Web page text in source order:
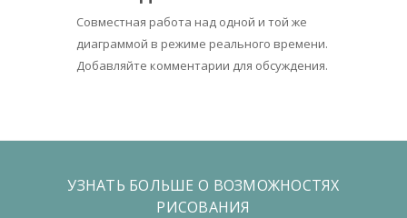
Совместная работа над одной и той же
диаграммой в режиме реального времени.
Добавляйте комментарии для обсуждения.
УЗНАТЬ БОЛЬШЕ О ВОЗМОЖНОСТЯХ
РИСОВАНИЯ